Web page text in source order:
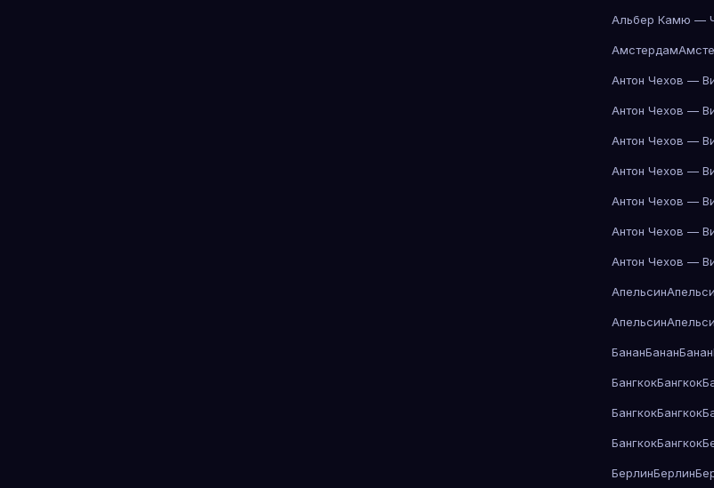
Альбер Камю —
Амстердам
Антон Чехов —
Антон Чехов —
Антон Чехов —
Антон Чехов —
Антон Чехов —
Антон Чехов —
Антон Чехов —
Апельсин
Апельсин
БананБананБанан
БангкокБангкок
БангкокБангкок
БангкокБангкок
БерлинБерлин